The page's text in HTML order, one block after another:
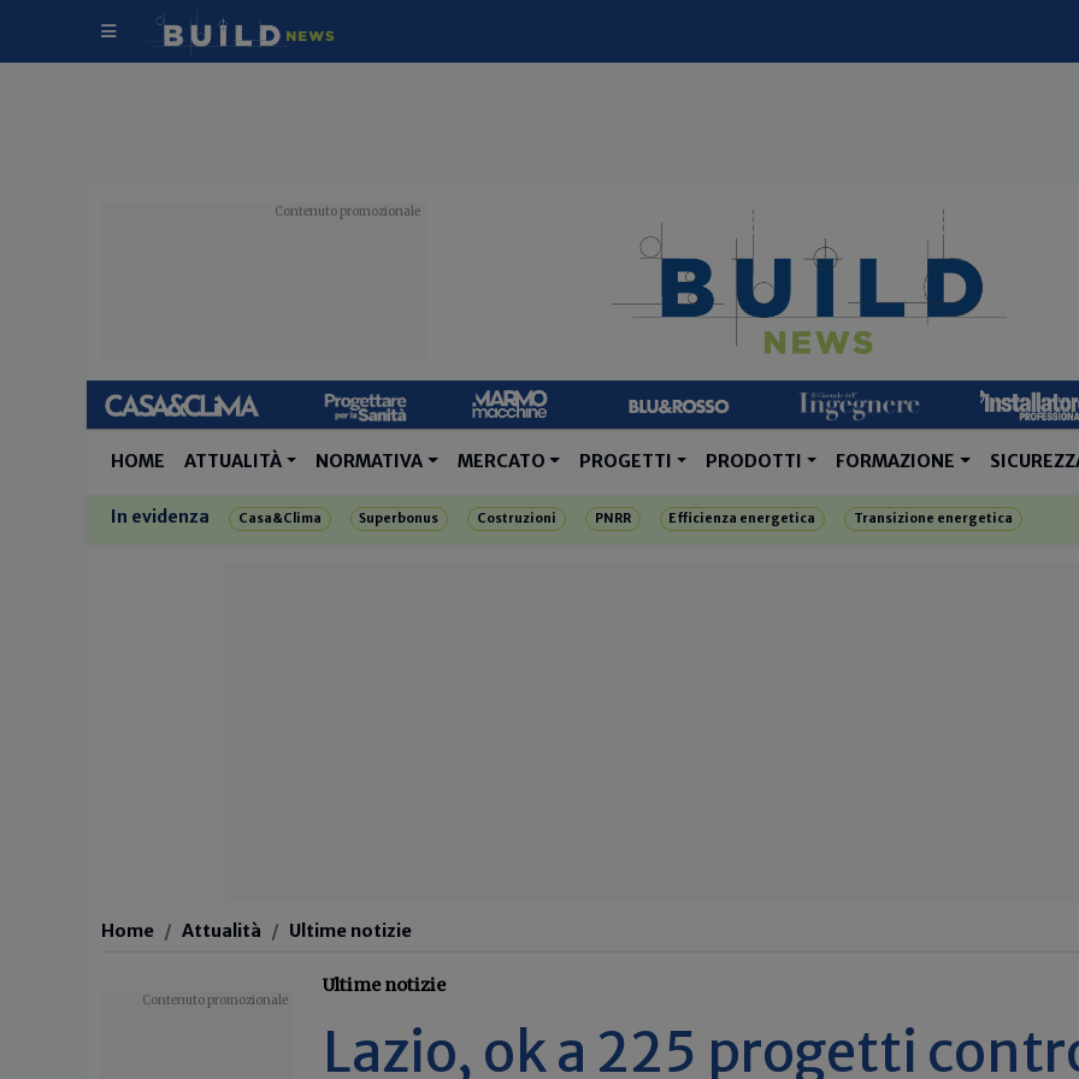
HOME ATTUALITÀ NORMATIVA MERCATO PROGETTI PRODOTTI FORMAZIONE
In evidenza Casa&Clima Superbonus Costruzioni PNRR Efficienza energetica Transizione energetica
Home Attualità Ultime notizie
Ultime notizie
Lazio, ok a 225 progetti